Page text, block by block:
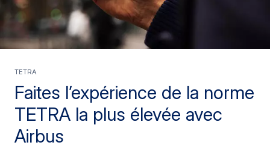
Faites l’expérience de la norme
TETRA la plus élevée avec
Airbus
TETRA